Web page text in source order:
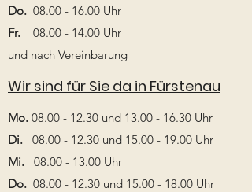
Do. 08.00 - 16.00 Uhr
Fr.
08.00 - 14.00 Uhr
und nach Vereinbarung
Wir sind für Sie da in Fürstenau
Mo. 08.00 - 12.30 und 13.00 - 16.30 Uhr
Di.
08.00 - 12.30 und 15.00 - 19.00 Uhr
Mi.
08.00 - 13.00 Uhr
Do. 08.00 - 12.30 und 15.00 - 18.00 Uhr